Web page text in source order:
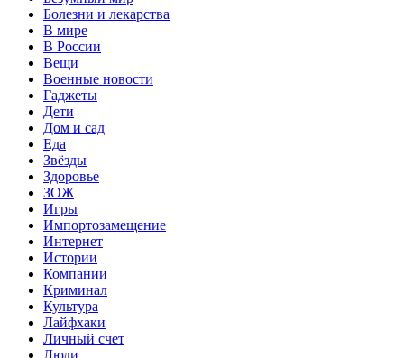
Болезни и лекарства
В мире
В России
Вещи
Военные новости
Гаджеты
Дети
Дом и сад
Еда
Звёзды
Здоровье
ЗОЖ
Игры
Импортозамещение
Интернет
Истории
Компании
Криминал
Культура
Лайфхаки
Личный счет